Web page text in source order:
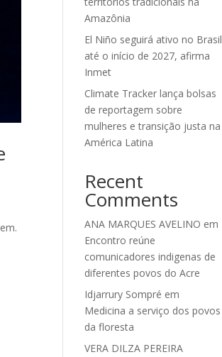
Amazônia
El Niño seguirá ativo no Brasil
até o início de 2027, afirma
Inmet
Climate Tracker lança bolsas
de reportagem sobre
mulheres e transição justa na
América Latina
Recent
Comments
ANA MARQUES AVELINO em
Encontro reúne
comunicadores indigenas de
diferentes povos do Acre
Idjarrury Sompré em
Medicina a serviço dos povos
da floresta
VERA DILZA PEREIRA